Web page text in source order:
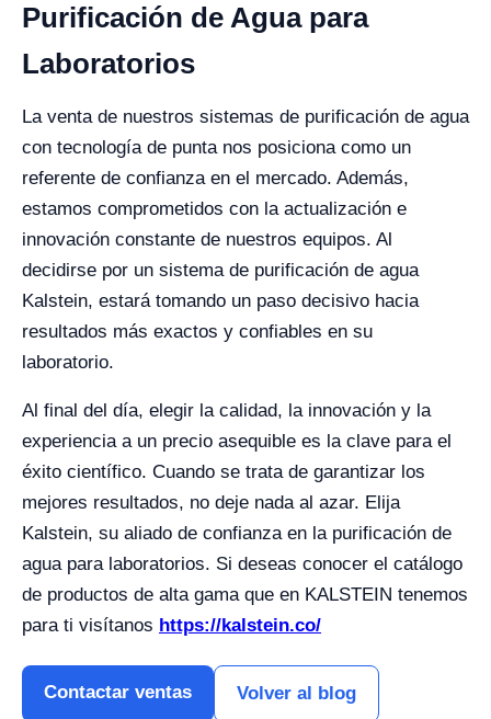
Purificación de Agua para
Laboratorios
La venta de nuestros sistemas de purificación de agua
con tecnología de punta nos posiciona como un
referente de confianza en el mercado. Además,
estamos comprometidos con la actualización e
innovación constante de nuestros equipos. Al
decidirse por un sistema de purificación de agua
Kalstein, estará tomando un paso decisivo hacia
resultados más exactos y confiables en su
laboratorio.
Al final del día, elegir la calidad, la innovación y la
experiencia a un precio asequible es la clave para el
éxito científico. Cuando se trata de garantizar los
mejores resultados, no deje nada al azar. Elija
Kalstein, su aliado de confianza en la purificación de
agua para laboratorios. Si deseas conocer el catálogo
de productos de alta gama que en KALSTEIN tenemos
para ti visítanos https://kalstein.co/
Contactar ventas Volver al blog